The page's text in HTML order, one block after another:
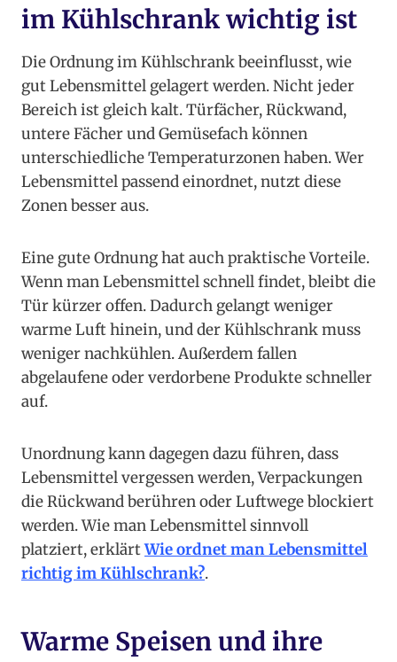
im Kühlschrank wichtig ist
Die Ordnung im Kühlschrank beeinflusst, wie
gut Lebensmittel gelagert werden. Nicht jeder
Bereich ist gleich kalt. Türfächer, Rückwand,
untere Fächer und Gemüsefach können
unterschiedliche Temperaturzonen haben. Wer
Lebensmittel passend einordnet, nutzt diese
Zonen besser aus.
Eine gute Ordnung hat auch praktische Vorteile.
Wenn man Lebensmittel schnell findet, bleibt die
Tür kürzer offen. Dadurch gelangt weniger
warme Luft hinein, und der Kühlschrank muss
weniger nachkühlen. Außerdem fallen
abgelaufene oder verdorbene Produkte schneller
auf.
Unordnung kann dagegen dazu führen, dass
Lebensmittel vergessen werden, Verpackungen
die Rückwand berühren oder Luftwege blockiert
werden. Wie man Lebensmittel sinnvoll
platziert, erklärtWie ordnet man Lebensmittel
richtig im Kühlschrank?.
Warme Speisen und ihre